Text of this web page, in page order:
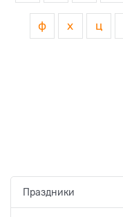
ф х ц
Праздники